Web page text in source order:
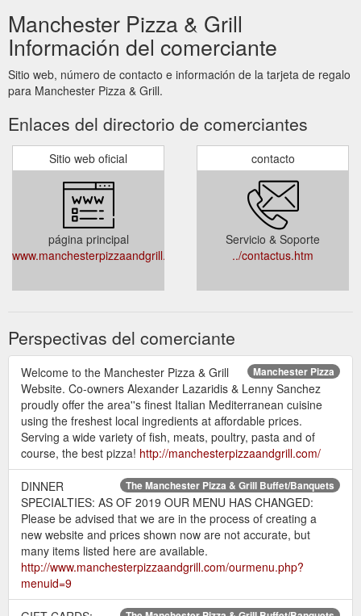
Manchester Pizza & Grill
Información del comerciante
Sitio web, número de contacto e información de la tarjeta de regalo
para Manchester Pizza & Grill.
Enlaces del directorio de comerciantes
Sitio web oficial
página principal
www.manchesterpizzaandgrill.com/
contacto
Servicio & Soporte
../contactus.htm
Perspectivas del comerciante
Manchester Pizza
Welcome to the Manchester Pizza & Grill
Website. Co-owners Alexander Lazaridis & Lenny Sanchez
proudly offer the area''s finest Italian Mediterranean cuisine
using the freshest local ingredients at affordable prices.
Serving a wide variety of fish, meats, poultry, pasta and of
course, the best pizza! http://manchesterpizzaandgrill.com/
The Manchester Pizza & Grill Buffet/Banquets
DINNER
SPECIALTIES: AS OF 2019 OUR MENU HAS CHANGED:
Please be advised that we are in the process of creating a
new website and prices shown now are not accurate, but
many items listed here are available.
http://www.manchesterpizzaandgrill.com/ourmenu.php?
menuid=9